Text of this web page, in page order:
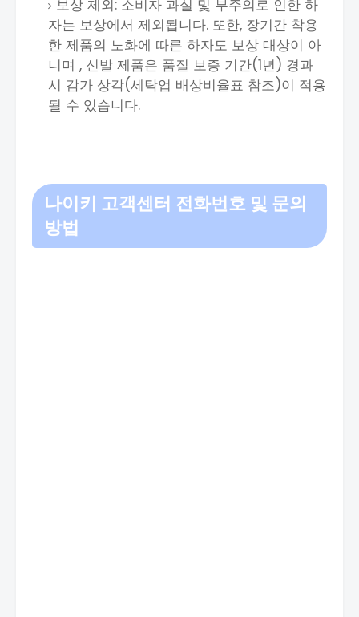
보상 제외: 소비자 과실 및 부주의로 인한 하
자는 보상에서 제외됩니다. 또한, 장기간 착용
한 제품의 노화에 따른 하자도 보상 대상이 아
니며 , 신발 제품은 품질 보증 기간(1년) 경과
시 감가 상각(세탁업 배상비율표 참조)이 적용
될 수 있습니다.
나이키 고객센터 전화번호 및 문의
방법